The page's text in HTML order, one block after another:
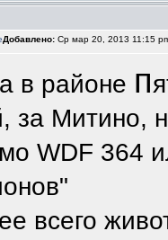
Добавлено: Ср мар 20, 2013 11:15
в районе п
за Митино,
WDF 364
всего